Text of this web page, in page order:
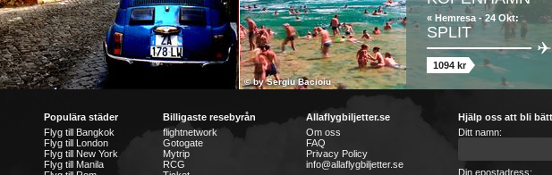
© bySergiu Bacioiu
« Hemresa - 24 Okt:
SPLIT
1094 kr
Populära städer
Flyg till Bangkok
Flyg till London
Flyg till New York
Flyg till Manila
Billigaste resebyrån
flightnetwork
Gotogate
Mytrip
RCG
Allaflygbiljetter.se
Om oss
FAQ
Privacy Policy
info@allaflygbiljetter.se
Hjälp oss att bli
Ditt namn:
Din epostadress: